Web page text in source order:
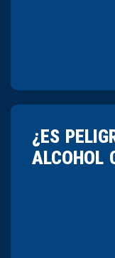
¿ES
ALCOHOL